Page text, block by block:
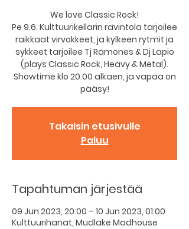
We love Classic Rock!
Pe 9.6. Kulttuurikellarin ravintola tarjoilee
raikkaat virvokkeet, ja kylkeen rytmit ja
sykkeet tarjoilee Tj Rämönes & Dj Lapio
(plays Classic Rock, Heavy & Metal).
Showtime klo 20.00 alkaen, ja vapaa on
Takaisin etusivulle
Paluu
Tapahtuman järjestää
09 Jun 2023, 20:00 – 10 Jun 2023, 01:00
Kulttuurihanat, Mudlake Madhouse